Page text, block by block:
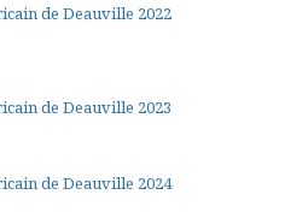
de Deauville 2022
de Deauville 2023
de Deauville 2024